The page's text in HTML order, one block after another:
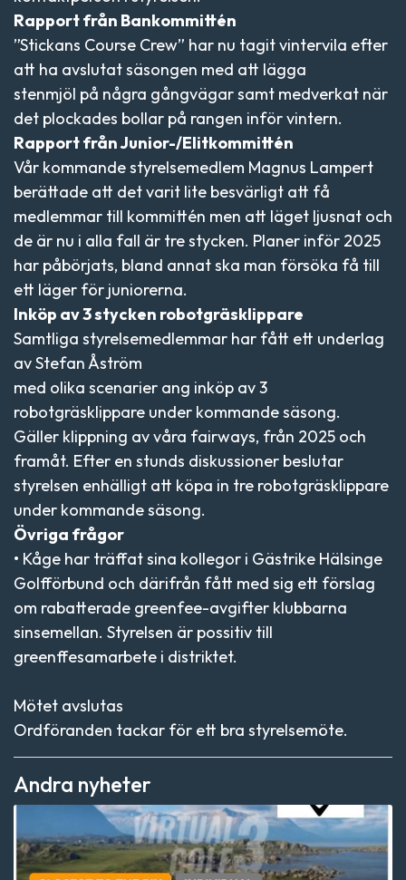
Rapport från Bankommittén
”Stickans Course Crew” har nu tagit vintervila efter
att ha avslutat säsongen med att lägga
stenmjöl på några gångvägar samt medverkat när
det plockades bollar på rangen inför vintern.
Rapport från Junior-/Elitkommittén
Vår kommande styrelsemedlem Magnus Lampert
berättade att det varit lite besvärligt att få
medlemmar till kommittén men att läget ljusnat och
de är nu i alla fall är tre stycken. Planer inför 2025
har påbörjats, bland annat ska man försöka få till
ett läger för juniorerna.
Inköp av 3 stycken robotgräsklippare
Samtliga styrelsemedlemmar har fått ett underlag
av Stefan Åström
med olika scenarier ang inköp av 3
robotgräsklippare under kommande säsong.
Gäller klippning av våra fairways, från 2025 och
framåt. Efter en stunds diskussioner beslutar
styrelsen enhälligt att köpa in tre robotgräsklippare
under kommande säsong.
Övriga frågor
• Kåge har träffat sina kollegor i Gästrike Hälsinge
Golfförbund och därifrån fått med sig ett förslag
om rabatterade greenfee-avgifter klubbarna
sinsemellan. Styrelsen är possitiv till
greenffesamarbete i distriktet.
Mötet avslutas
Ordföranden tackar för ett bra styrelsemöte.
Andra nyheter